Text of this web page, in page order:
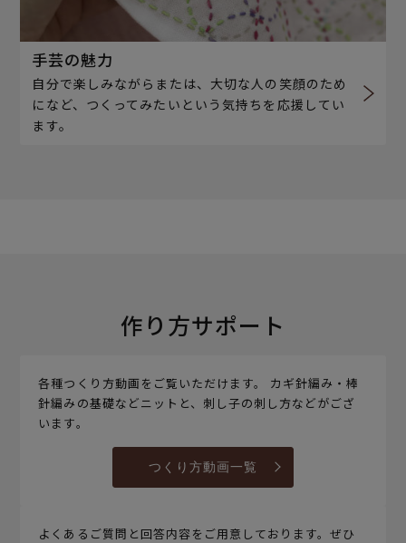
手芸の魅力
自分で楽しみながらまたは、大切な人の笑顔のため
になど、つくってみたいという気持ちを応援してい
ます。
作り方サポート
各種つくり方動画をご覧いただけます。 カギ針編み・棒
針編みの基礎などニットと、刺し子の刺し方などがござ
います。
つくり方動画一覧
よくあるご質問と回答内容をご用意しております。ぜひ